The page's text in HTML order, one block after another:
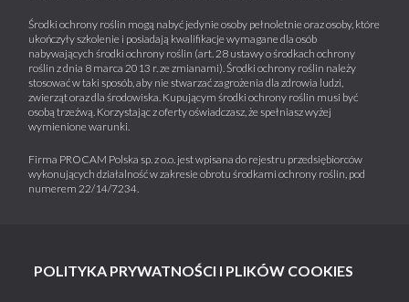
Środki ochrony roślin mogą nabyć jedynie osoby pełnoletnie oraz osoby, które
ukończyły szkolenie i posiadają kwalifikacje wymagane dla osób
nabywających środki ochrony roślin (art. 28 ustawy o środkach ochrony
roślin z dnia 8 marca 2013 r. ze zmianami). Środki ochrony roślin należy
stosować w taki sposób, aby nie stwarzać zagrożenia dla zdrowia ludzi,
zwierząt oraz dla środowiska. Kupującym środki ochrony roślin musi być
osobą trzeźwą. Korzystając z oferty oświadczasz, że spełniasz wyżej
wymienione warunki.
Firma PROCAM Polska sp. z o.o. jest wpisana do rejestru przedsiębiorców
wykonujących działalność w zakresie obrotu środkami ochrony roślin, pod
numerem 22/14/7234.
POLITYKA PRYWATNOŚCI I PLIKÓW COOKIES